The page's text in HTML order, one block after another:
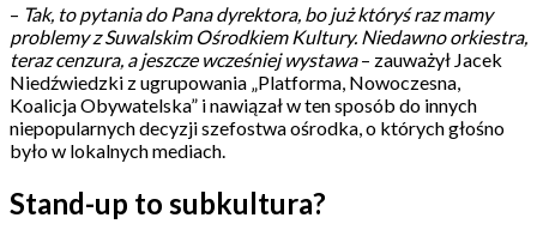
– Tak, to pytania do Pana dyrektora, bo już któryś raz mamy
problemy z Suwalskim Ośrodkiem Kultury. Niedawno orkiestra,
teraz cenzura, a jeszcze wcześniej wystawa– zauważył Jacek
Niedźwiedzki z ugrupowania „Platforma, Nowoczesna,
Koalicja Obywatelska” i nawiązał w ten sposób do innych
niepopularnych decyzji szefostwa ośrodka, o których głośno
było w lokalnych mediach.
Stand-up to subkultura?